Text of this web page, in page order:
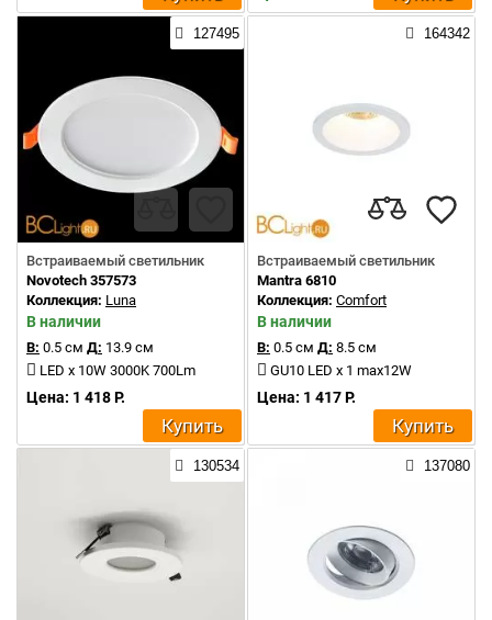
127495
Встраиваемый светильник
Novotech 357573
Коллекция: Luna
В наличии
В: 0.5 см Д: 13.9 см
LED x 10W 3000K 700Lm
Цена: 1 418 Р.
Купить
164342
Встраиваемый светильник
Mantra 6810
Коллекция: Comfort
В наличии
В: 0.5 см Д: 8.5 см
GU10 LED x 1 max12W
Цена: 1 417 Р.
Купить
130534 137080